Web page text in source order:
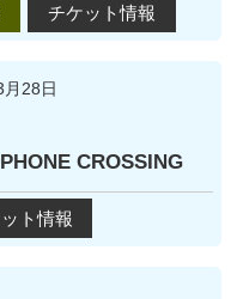
チケット情報
月28日
CROSSING
ト情報